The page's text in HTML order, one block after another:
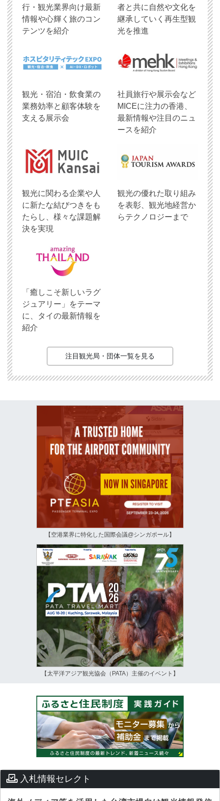
行・観光業界向け最新
情報や心輝く旅のコン
テンツを紹介
者と共に自然や文化を
継承していく再生型観
光を推進
観光・宿泊・飲食業の
業務効率と顧客体験を
支える展示会
社員旅行や展示会など
MICEに注力の香港、
最新情報や注目のニュ
ースを紹介
観光に関わる企業や人
に新たな結びつきをも
たらし、様々な課題解
決を実現
観光の優れた取り組み
を表彰、観光地経営か
らテクノロジーまで
「癒しこそ新しいラグ
ジュアリー」をテーマ
に、タイの最新情報を
紹介
注目観光局・団体一覧を見る
【空港業界に特化した国際会議@シンガポール】
【太平洋アジア観光協会（PATA）主催のイベント】
入札情報セレクト